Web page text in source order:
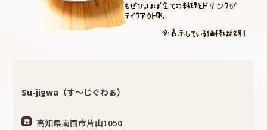
Su-jigwa（す～じぐわぁ）
高知県南国市片山1050